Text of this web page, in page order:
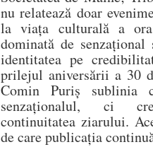
nu relatează doar
la viața culturală a
dominată de
identitatea pe
prilejul aniversării a 30
Comin Puriș
senzaționalul, ci
continuitatea ziarului.
de care publicația